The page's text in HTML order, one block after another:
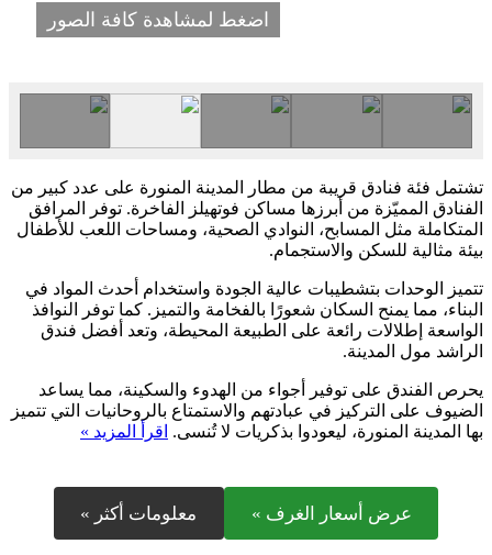
اضغط لمشاهدة كافة الصور
تشتمل فئة فنادق قريبة من مطار المدينة المنورة على عدد كبير من
الفنادق المميّزة من أبرزها مساكن فوتهيلز الفاخرة. توفر المرافق
المتكاملة مثل المسابح، النوادي الصحية، ومساحات اللعب للأطفال
بيئة مثالية للسكن والاستجمام.
تتميز الوحدات بتشطيبات عالية الجودة واستخدام أحدث المواد في
البناء، مما يمنح السكان شعورًا بالفخامة والتميز. كما توفر النوافذ
الواسعة إطلالات رائعة على الطبيعة المحيطة، وتعد أفضل فندق
الراشد مول المدينة.
يحرص الفندق على توفير أجواء من الهدوء والسكينة، مما يساعد
الضيوف على التركيز في عبادتهم والاستمتاع بالروحانيات التي تتميز
بها المدينة المنورة، ليعودوا بذكريات لا تُنسى. اقرأ المزيد »
عرض أسعار الغرف » معلومات أكثر »